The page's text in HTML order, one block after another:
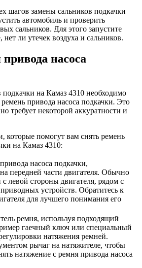
шагов замены сальников подкачки
автомобиль и проверить
сальников. Для этого запустите
нет ли утечек воздуха и сальников.
насоса
на Камаз 4310 необходимо
привода насоса подкачки. Это
требует некоторой аккуратности и
помогут вам снять ремень
на Камаз 4310:
насоса подкачки,
передней части двигателя. Обычно
левой стороны двигателя, рядом с
устройств. Обратитесь к
для лучшего понимания его
ремня, используя подходящий
гаечный ключ или специальный
натяжения ремней.
рычаг на натяжителе, чтобы
натяжение с ремня привода насоса